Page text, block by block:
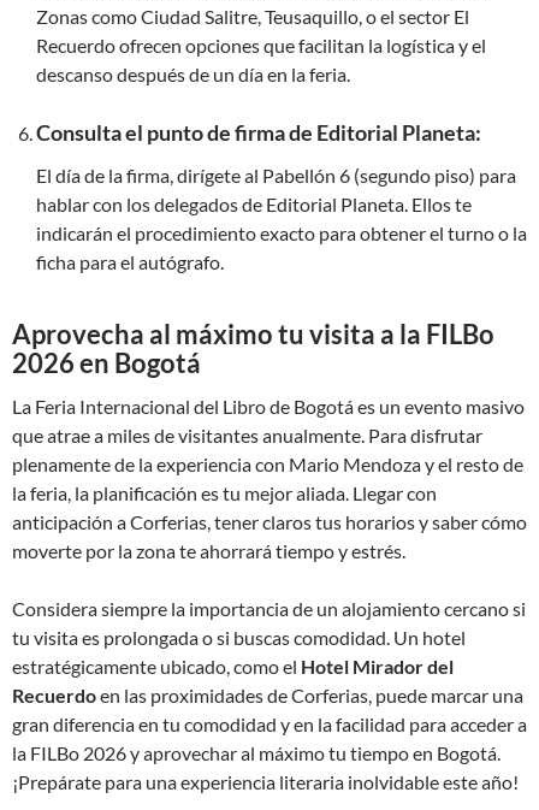
Zonas como Ciudad Salitre, Teusaquillo, o el sector El
Recuerdo ofrecen opciones que facilitan la logística y el
descanso después de un día en la feria.
Consulta el punto de firma de Editorial Planeta:
El día de la firma, dirígete al Pabellón 6 (segundo piso) para
hablar con los delegados de Editorial Planeta. Ellos te
indicarán el procedimiento exacto para obtener el turno o la
ficha para el autógrafo.
Aprovecha al máximo tu visita a la FILBo
2026 en Bogotá
La Feria Internacional del Libro de Bogotá es un evento masivo
que atrae a miles de visitantes anualmente. Para disfrutar
plenamente de la experiencia con Mario Mendoza y el resto de
la feria, la planificación es tu mejor aliada. Llegar con
anticipación a Corferias, tener claros tus horarios y saber cómo
moverte por la zona te ahorrará tiempo y estrés.
Considera siempre la importancia de un alojamiento cercano si
tu visita es prolongada o si buscas comodidad. Un hotel
estratégicamente ubicado, como el Hotel Mirador del
Recuerdoen las proximidades de Corferias, puede marcar una
gran diferencia en tu comodidad y en la facilidad para acceder a
la FILBo 2026 y aprovechar al máximo tu tiempo en Bogotá.
¡Prepárate para una experiencia literaria inolvidable este año!